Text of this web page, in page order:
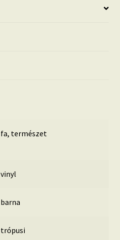
fa, természet
vinyl
barna
trópusi